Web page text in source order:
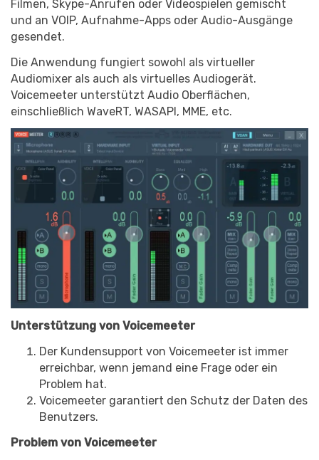
Filmen, Skype-Anrufen oder Videospielen gemischt
und an VOIP, Aufnahme-Apps oder Audio-Ausgänge
gesendet.
Die Anwendung fungiert sowohl als virtueller
Audiomixer als auch als virtuelles Audiogerät.
Voicemeeter unterstützt Audio Oberflächen,
einschließlich WaveRT, WASAPI, MME, etc.
Unterstützung von Voicemeeter
Der Kundensupport von Voicemeeter ist immer
erreichbar, wenn jemand eine Frage oder ein
Problem hat.
Voicemeeter garantiert den Schutz der Daten des
Benutzers.
Problem von Voicemeeter